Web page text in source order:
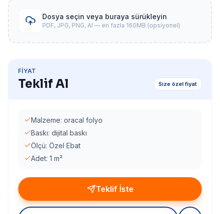
Dosya seçin veya buraya sürükleyin
PDF, JPG, PNG, AI — en fazla 160MB (opsiyonel)
FIYAT
Teklif Al Size özel fiyat
Malzeme: oracal folyo
Baskı: dijital baskı
Ölçü: Özel Ebat
Adet: 1 m²
Teklif İste